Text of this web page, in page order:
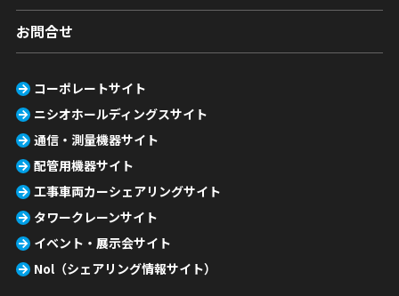
お問合せ
コーポレートサイト
ニシオホールディングスサイト
通信・測量機器サイト
配管用機器サイト
工事車両カーシェアリングサイト
タワークレーンサイト
イベント・展示会サイト
Nol（シェアリング情報サイト）